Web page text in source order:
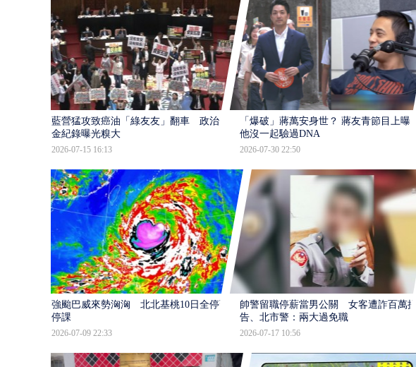
藍營猛攻致癌油「綠友友」翻車 政治獻
金紀錄曝光糗大
2026-07-15 16:13
「爆破」蔣萬安身世？ 蔣友青節目上曝：
他沒一起驗過DNA
2026-07-30 22:50
強颱巴威來勢洶洶 北北基桃10日全停班
停課
2026-07-09 22:33
帥警留職停薪當男公關 女客遭詐百萬提
告、北市警：兩大過免職
2026-07-17 10:56